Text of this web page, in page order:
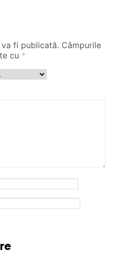
fi publicată. Câmpurile
cu *